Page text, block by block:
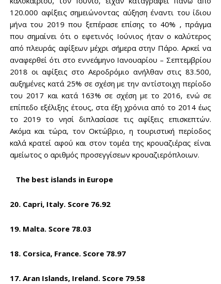
to stay in the loop.
SUBSCRIBE
120.000 αφίξεις σημειώνοντας αύξηση έναντι του ίδιου
μήνα του 2019 που ξεπέρασε επίσης το 40% , πράγμα
που σημαίνει ότι ο εφετινός Ιούνιος ήταν ο καλύτερος
από πλευράς αφίξεων μέχρι σήμερα στην Πάρο. Αρκεί να
αναφερθεί ότι στο εννεάμηνο Ιανουαρίου – Σεπτεμβρίου
2018 οι αφίξεις στο Αεροδρόμιο ανήλθαν στις 83.500,
αυξημένες κατά 25% σε σχέση με την αντίστοιχη περίοδο
του 2017 και κατά 163% σε σχέση με το 2016, ενώ σε
επίπεδο εξέλιξης έτους, στα έξη χρόνια από το 2014 έως
το 2019 το νησί διπλασίασε τις αφίξεις επισκεπτών.
Ακόμα και τώρα, τον Οκτώβριο, η τουριστική περίοδος
καλά κρατεί αφού και στον τομέα της κρουαζιέρας είναι
αμείωτος ο αριθμός προσεγγίσεων κρουαζιερόπλοιων.
The best islands in Europe
20. Capri, Italy. Score 76.92
19. Malta. Score 78.03
18. Corsica, France. Score 78.97
17. Aran Islands, Ireland. Score 79.58